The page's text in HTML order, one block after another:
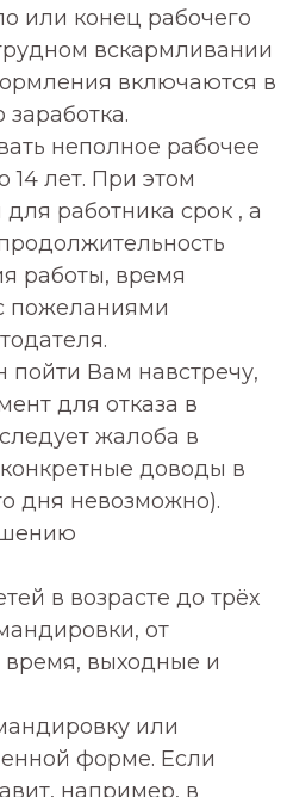
или конец рабочего
вскармливании
включаются в
неполное рабочее
лет. При этом
работника срок , а
работы, время
пожеланиями
пойти Вам навстречу,
для отказа в
жалоба в
доводы в
дня невозможно).
в возрасте до трёх
от
время, выходные и
или
форме. Если
например, в